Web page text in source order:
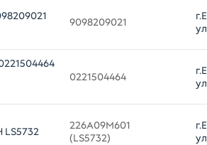
9098209021
0221504464
LS5732
226A09M601
(LS5732)